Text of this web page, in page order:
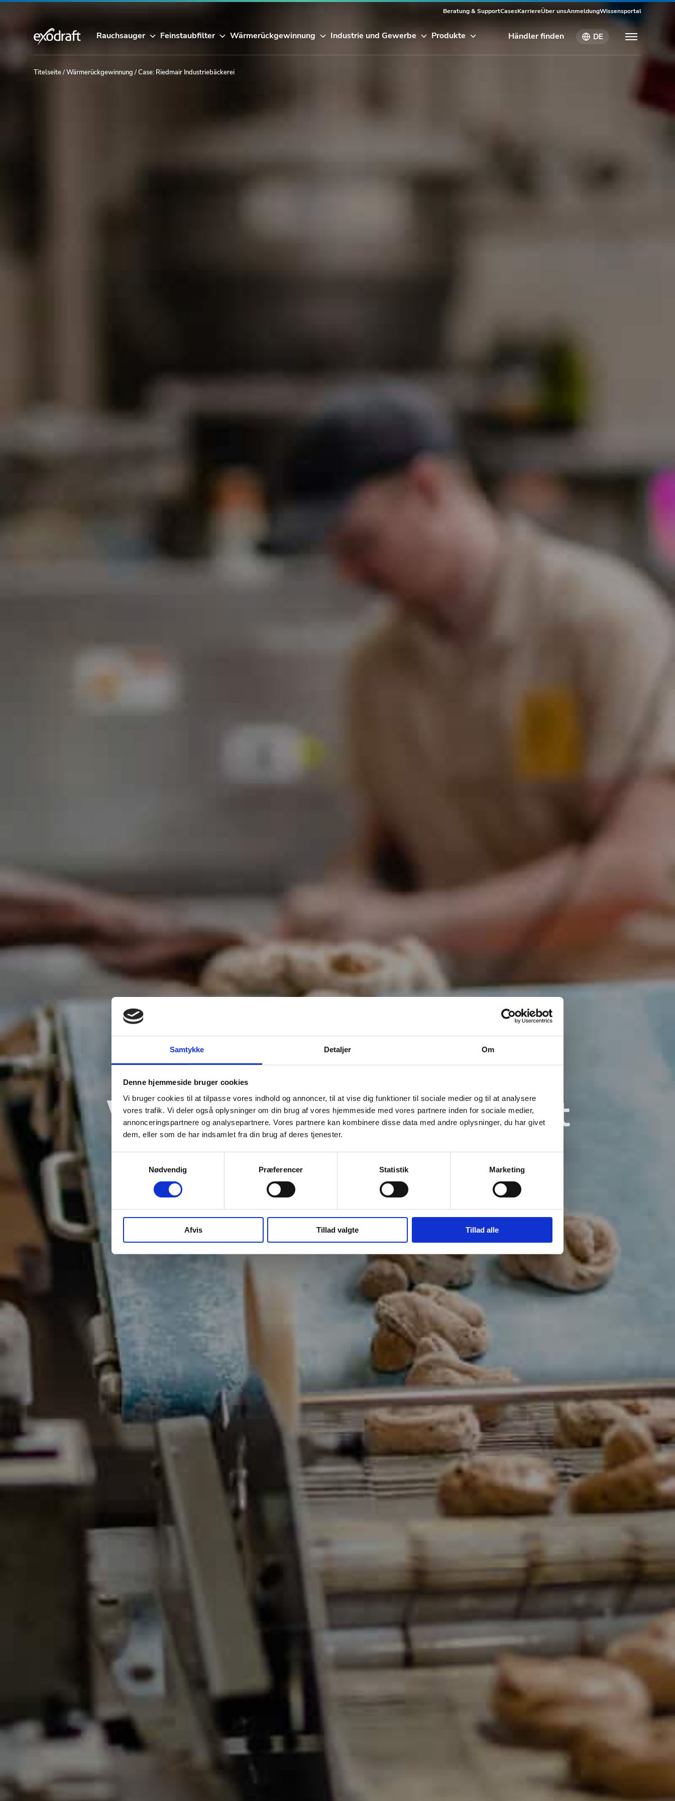
Samtykke Detaljer Om
Denne hjemmeside bruger cookies
Vi bruger cookies til at tilpasse vores indhold og annoncer, til at vise dig funktioner til sociale medier og til at analysere
vores trafik. Vi deler også oplysninger om din brug af vores hjemmeside med vores partnere inden for sociale medier,
annonceringspartnere og analysepartnere. Vores partnere kan kombinere disse data med andre oplysninger, du har givet
dem, eller som de har indsamlet fra din brug af deres tjenester.
Nødvendig
Præferencer Statistik Marketing
Afvis Tillad valgte Tillad alle
Beratung & SupportCasesKarriereÜber unsAnmeldungWissensportal
Rauchsauger Feinstaubfilter Wärmerückgewinnung Industrie und Gewerbe Produkte Händler finden DE
Titelseite/Wärmerückgewinnung /Case: Riedmair Industriebäckerei
RIEDMAIR INDUSTRIEBÄCKEREI
Plug-and-play
Wärmerückgewinnung leicht
gemacht
Sprechen Sie mit einem Berater